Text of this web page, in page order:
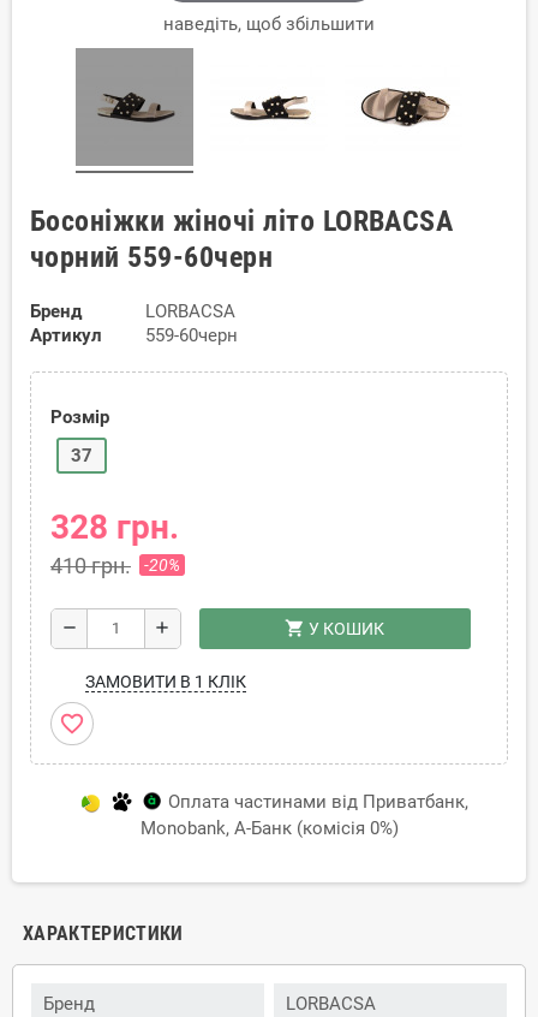
наведіть, щоб збільшити
Босоніжки жіночі літо LORBACSA
чорний 559-60черн
Бренд
LORBACSA
Артикул
559-60черн
Розмір
37
328 грн.
410 грн. -20%
remove add shopping_cart У КОШИК
ЗАМОВИТИ В 1 КЛІК
favorite_border
Оплата частинами від Приватбанк,
Monobank, А-Банк (комісія 0%)
ХАРАКТЕРИСТИКИ
Бренд LORBACSA